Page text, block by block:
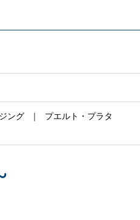
ング
プエルト・プラタ